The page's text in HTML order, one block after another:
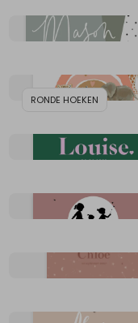
RONDE HOEKEN